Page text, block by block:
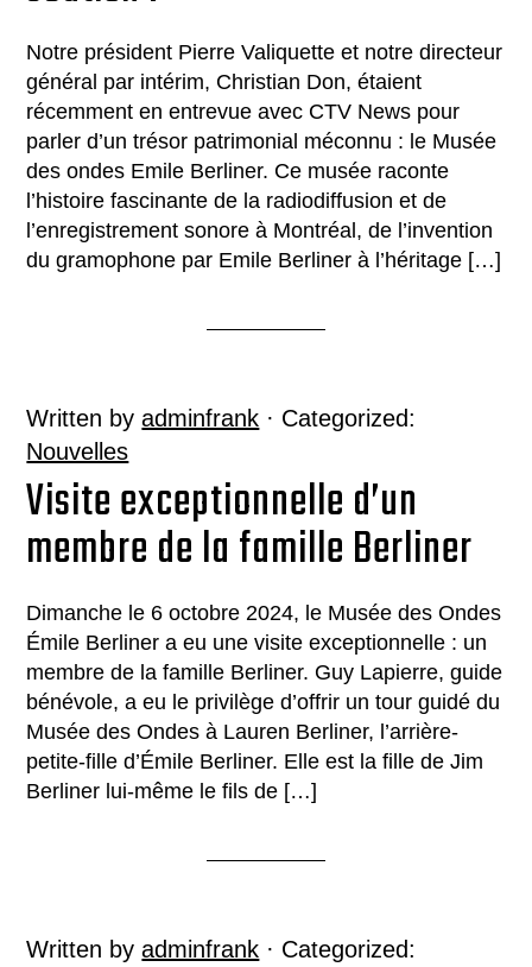
Notre président Pierre Valiquette et notre directeur
général par intérim, Christian Don, étaient
récemment en entrevue avec CTV News pour
parler d’un trésor patrimonial méconnu : le Musée
des ondes Emile Berliner. Ce musée raconte
l’histoire fascinante de la radiodiffusion et de
l’enregistrement sonore à Montréal, de l’invention
du gramophone par Emile Berliner à l’héritage […]
Written byadminfrank · Categorized:
Nouvelles
Visite exceptionnelle d’un
membre de la famille Berliner
Dimanche le 6 octobre 2024, le Musée des Ondes
Émile Berliner a eu une visite exceptionnelle : un
membre de la famille Berliner. Guy Lapierre, guide
bénévole, a eu le privilège d’offrir un tour guidé du
Musée des Ondes à Lauren Berliner, l’arrière-
petite-fille d’Émile Berliner. Elle est la fille de Jim
Berliner lui-même le fils de […]
Written byadminfrank · Categorized: